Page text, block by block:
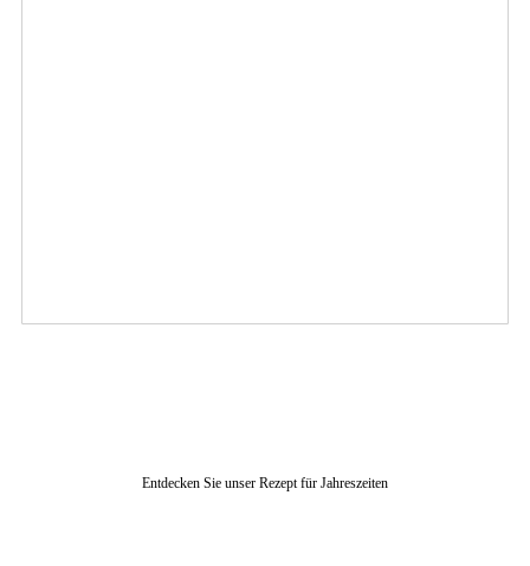
Entdecken Sie unser Rezept für Jahreszeiten